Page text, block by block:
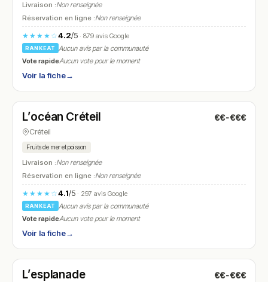
Livraison :Non renseignée
Réservation en ligne :Non renseignée
★★★★☆4.2/5· 879 avis Google
RANKEAT
Aucun avis par la communauté
Vote rapideAucun vote pour le moment
Voir la fiche→
N° 27
L’océan Créteil €€-€€€
Créteil
Fruits de mer et poisson
Livraison :Non renseignée
Réservation en ligne :Non renseignée
★★★★☆4.1/5· 297 avis Google
RANKEAT
Aucun avis par la communauté
Vote rapideAucun vote pour le moment
Voir la fiche→
N° 28
L’esplanade €€-€€€